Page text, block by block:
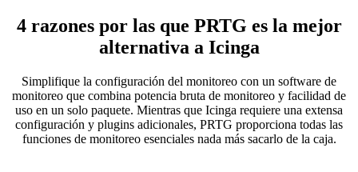
4 razones por las que PRTG es la mejor
alternativa a Icinga
Simplifique la configuración del monitoreo con un software de
monitoreo que combina potencia bruta de monitoreo y facilidad de
uso en un solo paquete. Mientras que Icinga requiere una extensa
configuración y plugins adicionales, PRTG proporciona todas las
funciones de monitoreo esenciales nada más sacarlo de la caja.